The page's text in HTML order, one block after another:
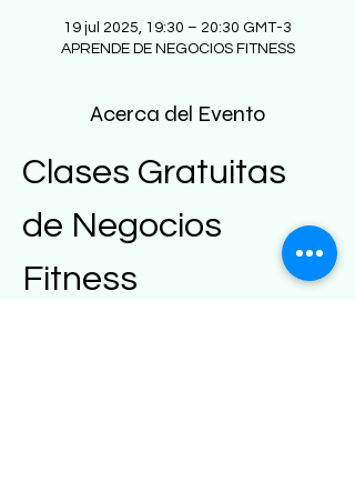
19 jul 2025, 19:30 – 20:30 GMT-3
APRENDE DE NEGOCIOS FITNESS
Acerca del Evento
Clases Gratuitas
de Negocios
Fitness